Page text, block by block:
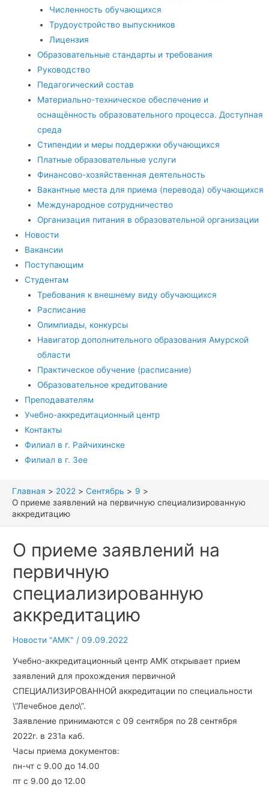
Численность обучающихся
Трудоустройство выпускников
Лицензия
Образовательные стандарты и требования
Руководство
Педагогический состав
Материально-техническое обеспечение и
оснащённость образовательного процесса. Доступная
среда
Стипендии и меры поддержки обучающихся
Платные образовательные услуги
Финансово-хозяйственная деятельность
Вакантные места для приема (перевода) обучающихся
Международное сотрудничество
Организация питания в образовательной организации
Новости
Вакансии
Поступающим
Студентам
Требования к внешнему виду обучающихся
Расписание
Олимпиады, конкурсы
Навигатор дополнительного образования Амурской
области
Практическое обучение (расписание)
Образовательное кредитование
Преподавателям
Учебно-аккредитационный центр
Контакты
Филиал в г. Райчихинске
Филиал в г. Зее
Главная 2022 Сентябрь
9
О приеме заявлений на первичную специализированную
аккредитацию
О приеме заявлений на
первичную
специализированную
аккредитацию
Новости "АМК" /09.09.2022
Учебно-аккредитационный центр АМК открывает прием
заявлений для прохождения первичной
СПЕЦИАЛИЗИРОВАННОЙ аккредитации по специальности
\”Лечебное дело\”.
Заявление принимаются с 09 сентября по 28 сентября
2022г. в 231а каб.
Часы приема документов:
пн-чт с 9.00 до 14.00
пт с 9.00 до 12.00